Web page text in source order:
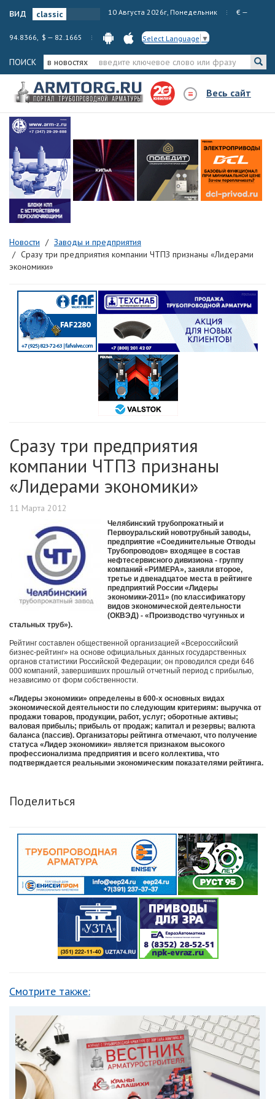
вид 10 Августа 2026г, Понедельник € —
94.8366, $ — 82.1665 Select Language ▼
ПОИСК в новостях
Весь сайт
Новости
Заводы и предприятия
Сразу три предприятия компании ЧТПЗ признаны «Лидерами
экономики»
Сразу три предприятия
компании ЧТПЗ признаны
«Лидерами экономики»
11 Марта 2012
Челябинский трубопрокатный и
Первоуральский новотрубный заводы,
предприятие «Соединительные Отводы
Трубопроводов» входящее в состав
нефтесервисного дивизиона - группу
компаний «РИМЕРА», заняли второе,
третье и двенадцатое места в рейтинге
предприятий России «Лидеры
экономики-2011» (по классификатору
видов экономической деятельности
(ОКВЭД) - «Производство чугунных и
стальных труб»).
Рейтинг составлен общественной организацией «Всероссийский
бизнес-рейтинг» на основе официальных данных государственных
органов статистики Российской Федерации; он проводился среди 646
000 компаний, завершивших прошлый отчетный период с прибылью,
независимо от форм собственности.
«Лидеры экономики» определены в 600-х основных видах
экономической деятельности по следующим критериям: выручка от
продажи товаров, продукции, работ, услуг; оборотные активы;
валовая прибыль; прибыль от продаж; капитал и резервы; валюта
баланса (пассив). Организаторы рейтинга отмечают, что получение
статуса «Лидер экономики» является признаком высокого
профессионализма предприятия и всего коллектива, что
подтверждается реальными экономическим показателями рейтинга.
Поделиться
Смотрите также: